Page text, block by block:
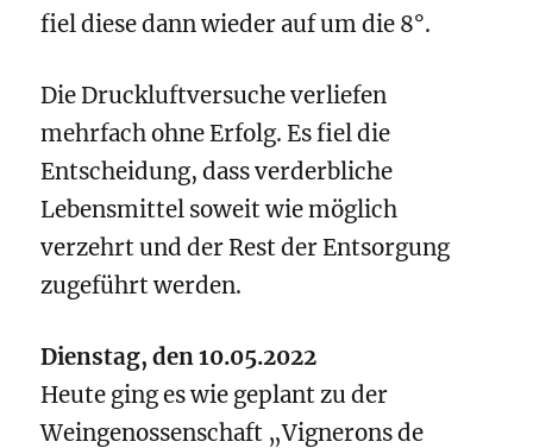
fiel diese dann wieder auf um die 8°.
Die Druckluftversuche verliefen
mehrfach ohne Erfolg. Es fiel die
Entscheidung, dass verderbliche
Lebensmittel soweit wie möglich
verzehrt und der Rest der Entsorgung
zugeführt werden.
Dienstag, den 10.05.2022
Heute ging es wie geplant zu der
Weingenossenschaft „Vignerons de